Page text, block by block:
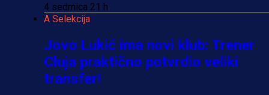
4 sedmica 21 h
A Selekcija
Jovo Lukić ima novi klub: Trener
Cluja praktično potvrdio veliki
transfer!